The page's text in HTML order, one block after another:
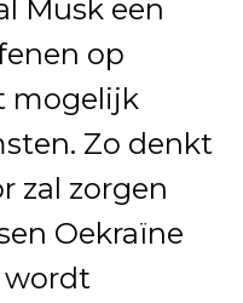
Musk een
op
mogelijk
Zo denkt
zal zorgen
Oekraïne
wordt